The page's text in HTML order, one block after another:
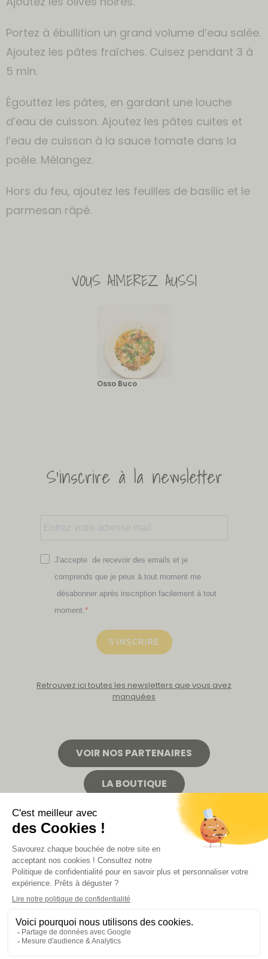
Portez à ébullition un grand volume d’eau salée.
Ajoutez les pâtes fraîches. Cuisez pendant 3 à
5 min.
Égouttez les pâtes, en gardant une louche
d’eau de cuisson. Ajoutez les pâtes cuites et
l’eau de cuisson à la sauce tomate dans la
poêle. Mélangez.
Hors du feu, ajoutez les feuilles de basilic et le
parmesan râpé.
VOUS AIMEREZ AUSSI
Osso Buco
S'inscrire à la newsletter
J'accepte de recevoir des emails et je
comprends que je peux à tout moment me
désabonner après inscription facilement à tout
moment.
S'INSCRIRE
Retrouvez ici toutes les newsletters que vous avez
manquées
VOIR NOS PARTENAIRES
LA BOUTIQUE
Politique de confidentialité Mentions légales CGV de la revue